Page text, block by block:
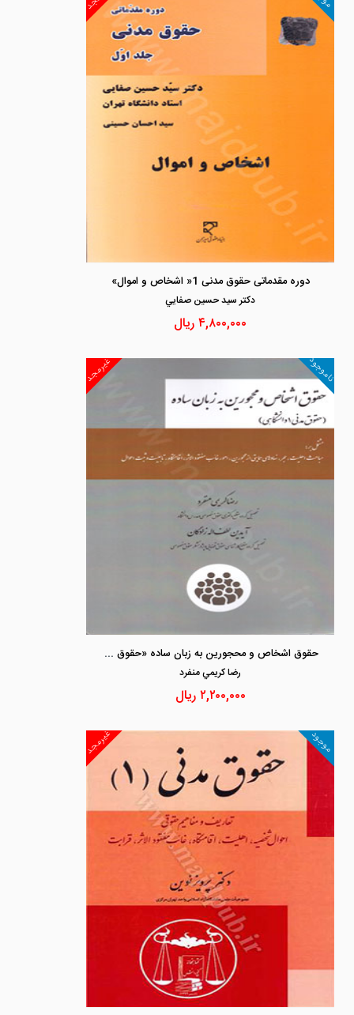
دوره مقدماتی حقوق مدنی 1« اشخاص و اموال»
دكتر سيد حسين صفايي
۴,۸۰۰,۰۰۰ریال
غیرمجد ناموجود
حقوق اشخاص و محجورین به زبان ساده «حقوق مدنی 1 دانشگاهی»
رضا كريمي منفرد
۲,۲۰۰,۰۰۰ریال
غیرمجد موجود